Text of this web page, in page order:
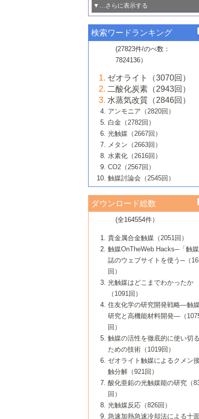
6号 ヘテロ接合界面
B号 第135回触媒討論会（2025年）
6号 参照触媒委員会からのお知らせ
B号 第133回触媒討論会（2023年）
5号 生体触媒によるエネルギー変換反応
6号 窒素とリンの循環のための触媒・
能性材料
若き触媒の研究者たち～（1）
若き触媒の研究者たち～（2）
6号 石油のノーブル・ユースを志向した
触媒技術
大学：オンライン・対面開催）
5号 情報学的手法を用いた触媒開発
6号 カーボンニュートラルに向けた電
技術
B号 第127回触媒討論会（2021年・オン
ライン開催(Zoom)のみ）
3号 水処理のための触媒化学
4号 光触媒を用いた水分解の最新の研
動向
5号 次世代の触媒プロセスを支えるマイ
6号 メタン転換技術の最新動向
B号 第125回触媒討論会（2020年・工学
院大学）
2
関わる触媒開発動向
3号 精密高分子合成に関する最近の研
動向
4号 バイオマス化成品製造のための触媒
5号 固体触媒による含窒素有機化合物変
換の最前線
6号 貴金属使用量低減に向けた自動車排
ガス浄化触媒の開発
B号 第123回触媒討論会（2019年・大阪
2号 二酸化炭素からの有用化学品合成
3号 ナノ粒子・クラスター触媒の最前
4号 60周年記念企画
5号 進化するゼオライト合成技術
6号 非貴金属系触媒における電気化学的
B号 第121回触媒討論会（2018年・東京
大学）
1号 いたるところに，触媒
最先端技術
3号 無機分離膜材料の開発と触媒反応プ
ロセスへの適用
5号 水素のふるまいを解き明かす最先端
研究
6号 低級アルカンの有効利用のための触
媒技術
B号 第119回触媒討論会（2017年・首都
大学東京）
▼…さらに表示する
1号 ユニークな構造の高分子を生み出す触
2号 リグニンからの化成品製造に向けた触
媒技術
3号 触媒研究の最先端～とびたて若き研究
者たち～（1）
4号 触媒研究の最先端～とびたて若き研究
者たち～（2）
5号 触媒研究の最先端～とびたて若き研究
者たち～（3）
6号 イオニクス材料と燃料電池・電解合成
の最新の研究動向
B号 第117回触媒討論会（2016年・大阪府
立大学）
▼57巻（2015年）
1号 水素キャリアにかかわる触媒技術の新
2号 石油精製用触媒の最近の進展
3号 固体酸化物形燃料電池（SOFC）にお
るアノード触媒上での燃料直接改質技術
4号 コアシェル構造の制御による触媒機能
5号 工業触媒およびその周辺技術の最近の
進歩
6号 ナノシート
B号 第115回触媒討論会（2015年・成蹊大
▼56巻（2014年）
2号 光触媒反応機構に関する最新の研究動
向
開発動向
4号 人工光合成に向けた近年のアプローチ
5号 未利用熱エネルギーの有効活用に貢献
する触媒技術
6号 ポリオキソメタレート
B号 第113回触媒討論会（2014年・ロワジ
ールホテル豊橋）
1号 高耐久性燃料電池システム用触媒にお
ける新展開
2号 リビングラジカル重合の最近の動向
3号 天然ガスの化学工業的展開に関する触
媒技術
4号 貴金属触媒の精密構造制御とその活用
5号 バイオマス化成品製造のための固体触
6号 ナノ空間─吸着状態解析から新機能開
B号 第111回触媒討論会（2013年・関西大
▼54巻（2012年）
1号 規則性多孔体の利用技術における最近
の進歩
2号 第109回触媒討論会
3号 貴金属低減技術の最新動向
4号 貴金属代替技術の最新動向
5号 光触媒による物質変換反応の新展開
6号 グラフェン
7号 水素を利用する化成品合成の新潮流
▼53巻（2011年）
1号 金属学から見る合金触媒の新展開
2号 第107回触媒討論会
3号 触媒のその場観察法の進歩（１）
4号 触媒のその場観察法の進歩（２）
5号 不活性結合の触媒的活性化による有機
合成
6号 新しい固体酸触媒技術
7号 ゼオライト合成における最近の進歩
▼52巻（2010年）
1号 触媒の劣化対策と長寿命触媒開発
2号 第105回触媒討論会
3号 ナノ構造が拓く新機能
4号 活性サイトおよびその環境の精密な設
計による触媒の高機能化
5号 触媒を有効に使うための技術
7号 有機分子触媒による精密有機合成
8号 高機能化ポリオレフィンに向けた重合
触媒の最近の進展
1号 炭素材料－熱い注目を集める材料－
2号 第103回触媒討論会
3号 環境浄化用光触媒の現状と課題
4号 水素社会の実現に向けた水素製造・貯
蔵技術の進歩
5号 CO2が関わる触媒・材料
7号 持続可能社会実現のための触媒および
触媒関連技術
▼50巻（2008年）
1号 触媒化学と学会のこの10年，半世紀，
そして未来
2号 第101回触媒討論会
4号 錯体を利用したユニークな表面構造の
構築と機能
5号 若手会員による触媒研究の未来展望1：
企業編
6号 第102回触媒討論会
7号 触媒・化学反応における計算化学の進
8号 若手研究者による触媒研究の未来展望
2：大学・研究所編
▼49巻（2007年）
1号 含フッ素化合物の合成と触媒
2号 第99回触媒討論会
3号 実用的ファインケミカル合成プロセス
を実現する触媒
5号 こんな物質，あんな物質―新たな触媒
の可能性―
7号 『結晶の化学』を活かした触媒研究
8号 イオン液体の応用
▼48巻（2006年）
1号 固体酸触媒の最近の進歩
2号 第97回触媒討論会
3号 リビング重合触媒の最近の展開
5号 水素製造・貯蔵のための触媒技術の新
しい展開
6号 第98回触媒討論会
7号 基礎化学品製造の触媒技術
8号 多機能型リアクター
1号 最近の触媒担体とその効果
2号 第95回触媒討論会
4号 水分解用光触媒材料
5号 時間分解分光の進歩と応用
6号 第96回触媒討論会
8号 超臨界流体を用いた化学プロセスの新
▼46巻（2004年）
1号 部分酸化反応触媒の最前線
2号 第93回触媒討論会
3号 特殊エネルギー場の触媒反応
4号 生体内における金属の触媒作用
5号 ファインケミカルズの展開に寄与する
6号 第94回触媒討論会
7号 サブナノレベルでみた新しい表面現象
8号 オレフィン重合触媒の新たな展
▼45巻（2003年）
1号 なぜこの触媒が良いのか？
2号 第91回触媒討論会
3号 最近の自動車排ガス処理技術
4号 触媒研究の現状と将来─第90回触媒討
5号 基礎化学品製造の触媒技術
6号 第92回触媒討論会
7号 基礎化学品製造の触媒技術
8号 資源の循環と触媒技術
▼44巻（2002年）
1号 高次制御された触媒の化学
2号 第89回触媒討論会
3号 触媒を利用した電気化学の新展開
4号 ナノ材料の調製と機能化
5号 こんな触媒が欲しい
6号 第90回触媒討論会
7号 触媒研究と学術雑誌/情報
8号 若い世代からみた触媒化学の現状と未
▼43巻（2001年）
1号 グリーンケミストリーと触媒
2号 第87回触媒討論会特集号
3号 生体触媒とバイオプロセス
4号 水素製造・利用の触媒化学
5号 触媒研究における新しい切り口：コン
ビナトリアルケミストリー
6号 第88回触媒討論会特集号
7号 企業における触媒研究のブレークスル
8号 この材料を触媒として使ってみません
▼42巻（2000年）
1号 触媒反応工学の明日を拓く
2号 第85回触媒討論会
3号 反応ダイナミクス
5号 触媒のおもしろさをどのように伝える
6号 第86回触媒討論会
7号 水素化精製触媒の新しい展開
8号 新しい反応性と機能性を目指した金属
クラスタ-化学
▼41巻（1999年）
1号 孔、穴、あな?-特異な空間とその利用-
2号 第83回触媒討論会
3号 均一系触媒反応最前線
4号 実用炭素材料の新展開
5号 研究の方法論を考える
7号 機能性金属材料と触媒
8号 触媒研究へのNMRの応用と展望
▼40巻（1998年）
進展と21世紀への提言/創立40周年記念・触
媒学会この10年の歩みとこれから/創立40周
2号 第81回触媒討論会
3号 計算機触媒化学へのさそい
4号 触媒劣化の制御と予測
5号 最新の実用プロセスと触媒
6号 第82回触媒討論会
1号 均一系と不均一系触媒反応-その特徴と
接点
2号 第79回触媒討論会
3号 最新NO除去触媒の実用化研究
4号 新しい反応場を目指した触媒調製
5号 反応・分離技術の新しい展開
6号 第80回触媒討論会
▼38巻（1996年）
1号 触媒の構造と触媒作用/C1化学を中心と
する21世紀への触媒
3号 オリンピックメダル:金・銀・銅はど
な触媒作用を示すか
4号 触媒作用における機能の複合化
▼37巻（1995年）
1号 ファインケミカルズと固体触媒
2号 第75回触媒討論会
3号 希土類を利用した触媒
4号 触媒とリサイクル
5号 エネルギー変換触媒
▼36巻（1994年）
1号 電気化学と触媒
2号 第73回触媒討論会
3号 C4化学の展開
4号 《通常号》
▼35巻（1993年）
1号 工業触媒開発マニュアル―探索から工
業化まで
2号 第71回触媒討論会
▼34巻（1992年）
1号 インパクトを与えたこの研究
2号 第69回触媒討論会
▼33巻（1991年）
1号 触媒プロセス開発マニュアル―探索か
▼32巻（1990年）
検索ワードランキング
(27823件/のべ数：
7824136）
ゼオライト（3070回）
二酸化炭素（2943回）
水蒸気改質（2846回）
アンモニア（2820回）
白金（2782回）
光触媒（2667回）
メタン（2663回）
水素化（2616回）
CO2（2567回）
触媒討論会（2545回）
ダウンロード総数
(全164554件）
貴金属合金触媒（2051回）
触媒OnTheWeb Hacks─「触媒
誌のウェブサイトを使う─（
回）
光触媒はどこまでわかったか
（1091回）
住友化学の研究開発戦略―触
研究と高機能材料開発―（
回）
触媒の活性を徹底的に使い切る
ための技術（1019回）
ゼオライト触媒によるクメン
触分解（921回）
酸化亜鉛の光触媒能の研究（
回）
光触媒反応（826回）
急速加熱急速冷却法による十